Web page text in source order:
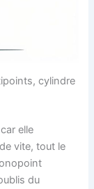
cylindre
elle
vite, tout le
du